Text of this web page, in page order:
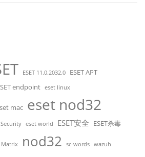
ESET 11.0.2032.0 ESET APT
endpoint eset linux
mac eset nod32
Security eset world ESET安全 ESET杀毒
Matrix nod32 sc-words wazuh